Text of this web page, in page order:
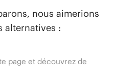
nous aimerions
alternatives :
page et découvrez de